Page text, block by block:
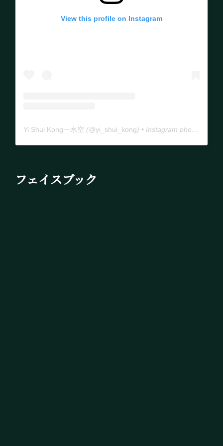
View this profile on Instagram
Yi Shui Kong一水空 (@yi_shui_kong) • Instagram photos and videos
フェイスブック